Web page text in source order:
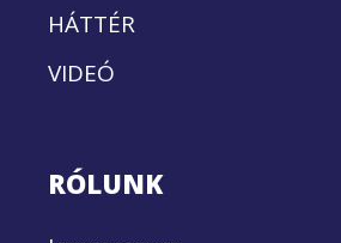
HÁTTÉR
VIDEÓ
RÓLUNK